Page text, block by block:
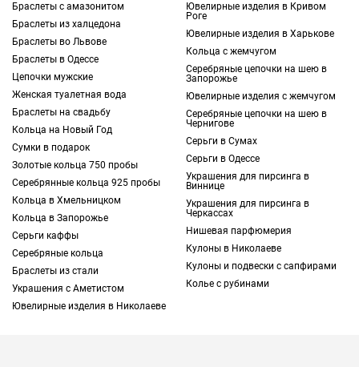
шарм и утонченную элегантность, которые
без труда добавят вашему облику стиль,
очарование и изящество.
Решив купить кулон в Житомире, вы
найдете среди ассортимента TOUS
большое количество оригинальных
украшений. Все они различаются по
форме, цвету, размеру и другим
параметрам. Это позволяет с легкостью
подобрать ювелирные изделия, которые
станут прекрасным дополнением именно
для вашего образа. Для этого изучите
каталог интернет-магазина, а затем
оформите заказ онлайн и с доставкой.
Браслеты с амазонитом
Браслеты из халцедона
Браслеты во Львове
Браслеты в Одессе
Цепочки мужские
Женская туалетная вода
Браслеты на свадьбу
Кольца на Новый Год
Сумки в подарок
Золотые кольца 750 пробы
Серебрянные кольца 925 пробы
Кольца в Хмельницком
Кольца в Запорожье
Серьги каффы
Серебряные кольца
Браслеты из стали
Украшения с Аметистом
Ювелирные изделия в Николаеве
Ювелирные изделия в Кривом
Роге
Ювелирные изделия в Харькове
Кольца с жемчугом
Серебряные цепочки на шею в
Запорожье
Ювелирные изделия с жемчугом
Серебряные цепочки на шею в
Чернигове
Серьги в Сумах
Серьги в Одессе
Украшения для пирсинга в
Виннице
Украшения для пирсинга в
Черкассах
Нишевая парфюмерия
Кулоны в Николаеве
Кулоны и подвески с сапфирами
Колье с рубинами